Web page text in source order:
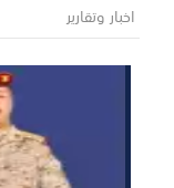
اخبار وتقارير